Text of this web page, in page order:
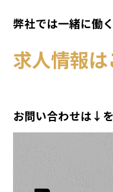
弊社では一緒に働
求人情報は
お問い合わせは↓